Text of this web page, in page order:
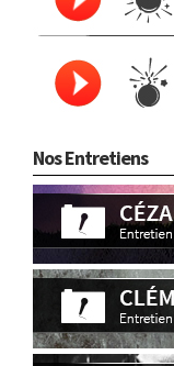
Nos Entretiens